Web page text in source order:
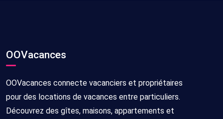
OOVacances
OOVacances connecte vacanciers et propriétaires
pour des locations de vacances entre particuliers.
Découvrez des gîtes, maisons, appartements et